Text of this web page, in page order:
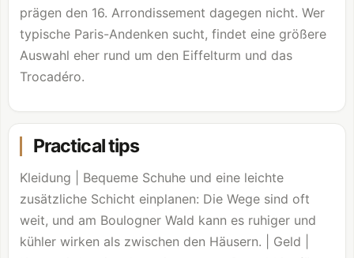
prägen den 16. Arrondissement dagegen nicht. Wer
typische Paris-Andenken sucht, findet eine größere
Auswahl eher rund um den Eiffelturm und das
Trocadéro.
Practical tips
Kleidung | Bequeme Schuhe und eine leichte
zusätzliche Schicht einplanen: Die Wege sind oft
weit, und am Boulogner Wald kann es ruhiger und
kühler wirken als zwischen den Häusern. | Geld |